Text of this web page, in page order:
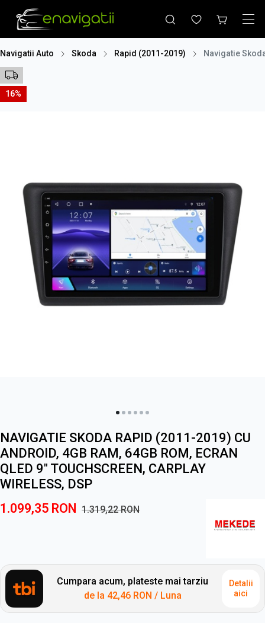
Navigatii Auto Skoda Rapid (2011-2019) Navigatie
16%
NAVIGATIE SKODA RAPID (2011-2019) CU
ANDROID, 4GB RAM, 64GB ROM, ECRAN
QLED 9" TOUCHSCREEN, CARPLAY
WIRELESS, DSP
1.099,35 RON 1.319,22RON
Cumpara acum, plateste mai tarziu
de la 42,46 RON / Luna
Detalii
aici